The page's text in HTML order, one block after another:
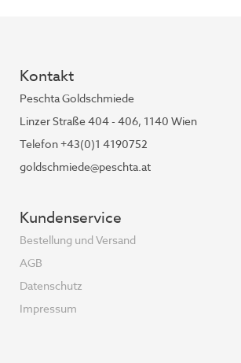
Kontakt
Peschta Goldschmiede
Linzer Straße 404 - 406, 1140 Wien
Telefon +43(0)1 4190752
goldschmiede@peschta.at
Kundenservice
Bestellung und Versand
AGB
Datenschutz
Impressum